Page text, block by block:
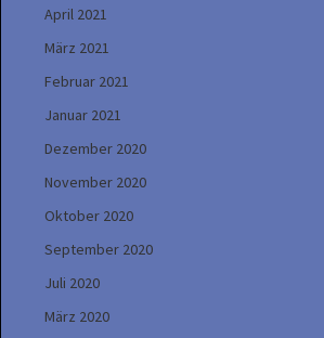
April 2021
März 2021
Februar 2021
Januar 2021
Dezember 2020
November 2020
Oktober 2020
September 2020
Juli 2020
März 2020